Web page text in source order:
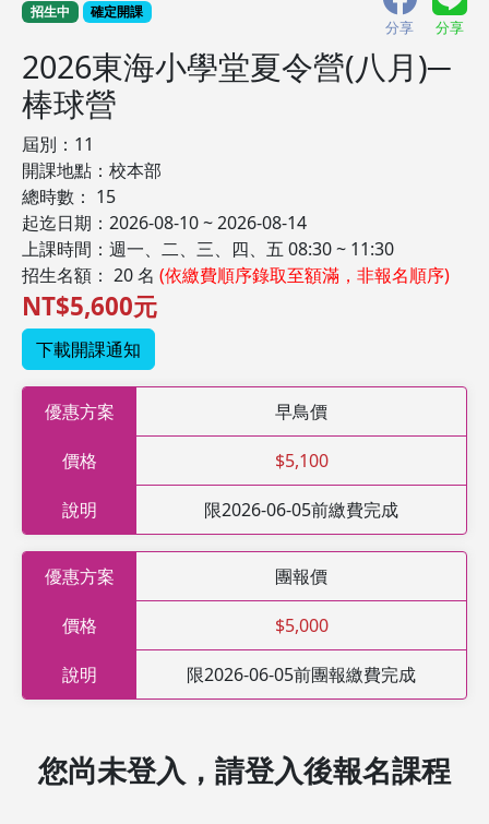
招生中 確定開課
分享 分享
2026東海小學堂夏令營(八月)─
棒球營
屆別：11
開課地點：校本部
總時數： 15
起迄日期：2026-08-10 ~ 2026-08-14
上課時間：週一、二、三、四、五 08:30 ~ 11:30
招生名額： 20 名 (依繳費順序錄取至額滿，非報名順序)
NT$5,600元
下載開課通知
優惠方案 早鳥價
價格 $5,100
說明 限2026-06-05前繳費完成
優惠方案 團報價
價格 $5,000
說明 限2026-06-05前團報繳費完成
您尚未登入，請登入後報名課程